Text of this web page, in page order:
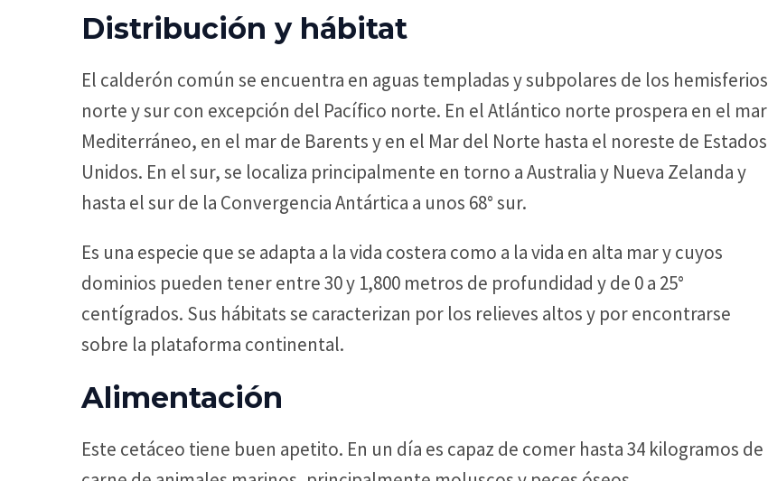
Distribución y hábitat
El calderón común se encuentra en aguas templadas y subpolares de los hemisferios
norte y sur con excepción del Pacífico norte. En el Atlántico norte prospera en el mar
Mediterráneo, en el mar de Barents y en el Mar del Norte hasta el noreste de Estados
Unidos. En el sur, se localiza principalmente en torno a Australia y Nueva Zelanda y
hasta el sur de la Convergencia Antártica a unos 68° sur.
Es una especie que se adapta a la vida costera como a la vida en alta mar y cuyos
dominios pueden tener entre 30 y 1,800 metros de profundidad y de 0 a 25°
centígrados. Sus hábitats se caracterizan por los relieves altos y por encontrarse
sobre la plataforma continental.
Alimentación
Este cetáceo tiene buen apetito. En un día es capaz de comer hasta 34 kilogramos de